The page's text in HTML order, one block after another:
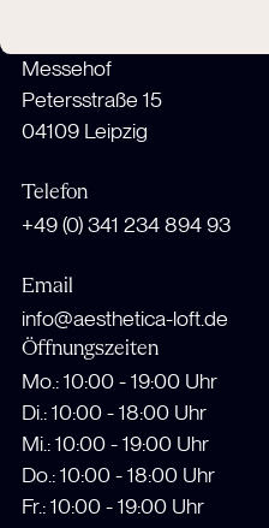
Messehof
Petersstraße 15
04109 Leipzig
Telefon
+49 (0) 341 234 894 93
Email
info@aesthetica-loft.de
Öffnungszeiten
Mo.: 10:00 - 19:00 Uhr
Di.: 10:00 - 18:00 Uhr
Mi.: 10:00 - 19:00 Uhr
Do.: 10:00 - 18:00 Uhr
Fr.: 10:00 - 19:00 Uhr